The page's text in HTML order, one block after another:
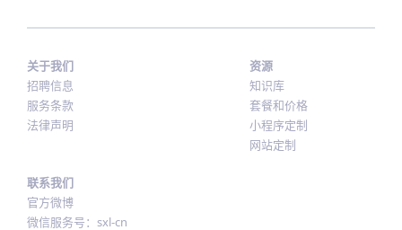
关于我们
招聘信息
服务条款
法律声明
资源
知识库
套餐和价格
小程序定制
网站定制
联系我们
官方微博
微信服务号：sxl-cn